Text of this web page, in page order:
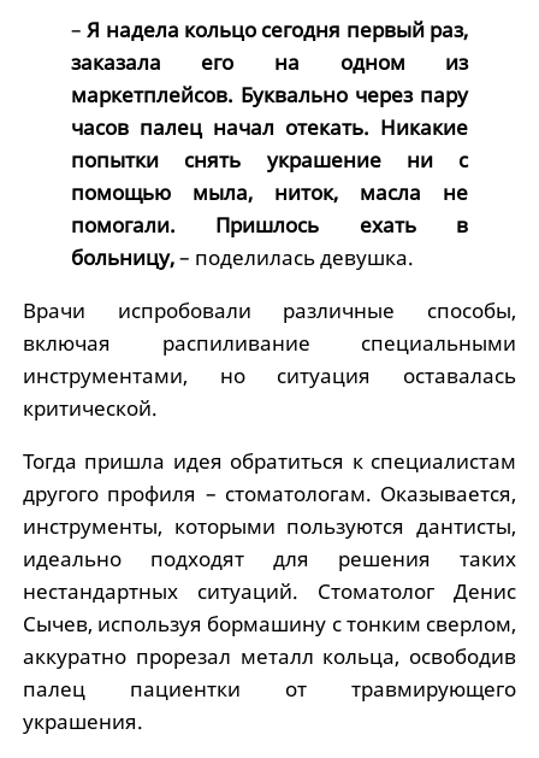
–Я надела кольцо сегодня первый раз,
заказала его на одном из
маркетплейсов. Буквально через пару
часов палец начал отекать. Никакие
попытки снять украшение ни с
помощью мыла, ниток, масла не
помогали. Пришлось ехать в
больницу,– поделилась девушка.
Врачи испробовали различные способы,
включая распиливание специальными
инструментами, но ситуация оставалась
критической.
Тогда пришла идея обратиться к специалистам
другого профиля – стоматологам. Оказывается,
инструменты, которыми пользуются дантисты,
идеально подходят для решения таких
нестандартных ситуаций. Стоматолог Денис
Сычев, используя бормашину с тонким сверлом,
аккуратно прорезал металл кольца, освободив
палец пациентки от травмирующего
украшения.